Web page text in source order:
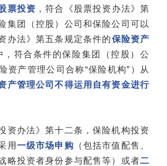
票投资 ，符合《股票投资办法》第
集团（控股）公司和保险公司可以
办法》第五条规定条件的保险资产
，符合条件的保险集团（控股）公
资产管理公司合称“保险机构”）从
产管理公司不得运用自有资金进行
资办法》第十二条，保险机构投资
用一级市场申购 （包括市值配售、
略投资者身份参与配售等）或者二